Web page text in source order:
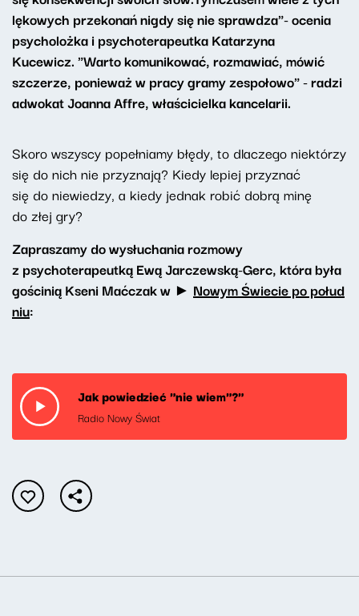
lękowych przekonań nigdy się nie sprawdza"-ocenia
psycholożka i psychoterapeutka Katarzyna
Kucewicz. "Warto komunikować, rozmawiać, mówić
szczerze, ponieważ w pracy gramy zespołowo" - radzi
adwokat Joanna Affre, właścicielka kancelarii.
Skoro wszyscy popełniamy błędy, to dlaczego niektórzy
się do nich nie przyznają? Kiedy lepiej przyznać
się do niewiedzy, a kiedy jednak robić dobrą minę
do złej gry?
Zapraszamy do wysłuchania rozmowy
z psychoterapeutką Ewą Jarczewską-Gerc, która była
gościnią Kseni Maćczak w ► Nowym Świecie po połud
niu:
Jak powiedzieć "nie wiem"?"
Radio Nowy Świat